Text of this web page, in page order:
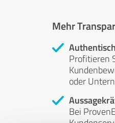
Mehr
Profitieren
oder
Bei